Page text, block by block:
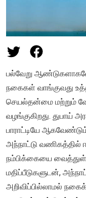
பல்வேறு
நகைகள் வாங்குவது
செயல்தன்மை மற்றும்
வழங்குகிறது. துபாய்
பாராட்டியே
அந்நாட்டு
நம்பிக்கையை
மதிப்பீடுகளுடன்,
அறிவிப்பில்லாமல்